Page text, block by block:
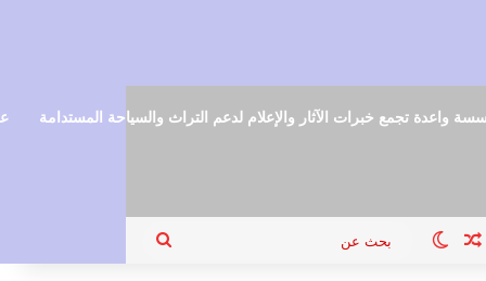
واعدة تجمع خبرات الآثار والإعلام لدعم التراث والسياحة المستدامة
الدخول
مقال عشوائي
الوضع المظلم
بحث